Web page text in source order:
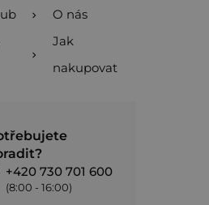
O nás
Jak
nakupovat
+420 730 701 600
(8:00 - 16:00)